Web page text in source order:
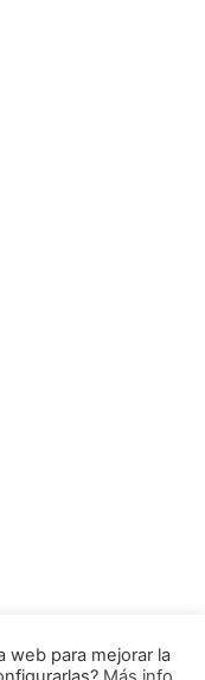
web para mejorar la